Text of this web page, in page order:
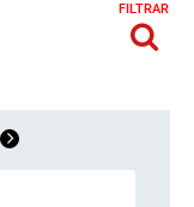
FILTRAR